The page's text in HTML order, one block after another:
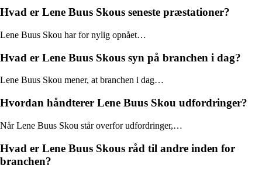
Hvad er Lene Buus Skous seneste præstationer?
Lene Buus Skou har for nylig opnået…
Hvad er Lene Buus Skous syn på branchen i dag?
Lene Buus Skou mener, at branchen i dag…
Hvordan håndterer Lene Buus Skou udfordringer?
Når Lene Buus Skou står overfor udfordringer,…
Hvad er Lene Buus Skous råd til andre inden for
branchen?